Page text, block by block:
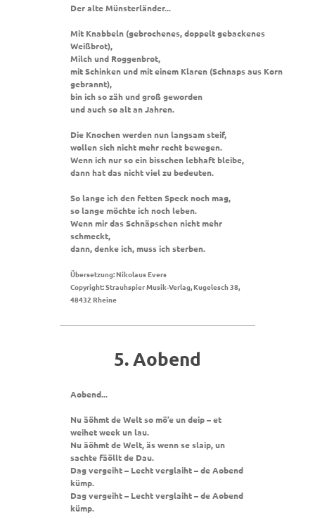
Der alte Münsterländer...
Mit Knabbeln (gebrochenes, doppelt gebackenes
Weißbrot),
Milch und Roggenbrot,
mit Schinken und mit einem Klaren (Schnaps aus Korn
gebrannt),
bin ich so zäh und groß geworden
und auch so alt an Jahren.
Die Knochen werden nun langsam steif,
wollen sich nicht mehr recht bewegen.
Wenn ich nur so ein bisschen lebhaft bleibe,
dann hat das nicht viel zu bedeuten.
So lange ich den fetten Speck noch mag,
so lange möchte ich noch leben.
Wenn mir das Schnäpschen nicht mehr
schmeckt,
dann, denke ich, muss ich sterben.
Übersetzung: Nikolaus Evers
Copyright: Strauhspier Musik-Verlag, Kugelesch 38,
48432 Rheine
5. Aobend
Aobend...
Nu äöhmt de Welt so mö’e un deip – et
weihet week un lau.
Nu äöhmt de Welt, äs wenn se slaip, un
sachte fäöllt de Dau.
Dag vergeiht – Lecht verglaiht – de Aobend
kümp.
Dag vergeiht – Lecht verglaiht – de Aobend
kümp.